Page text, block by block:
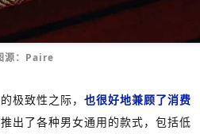
源：Paire
极致性之际， 也很好地兼顾了消费
出了各种男女通用的款式，包括低